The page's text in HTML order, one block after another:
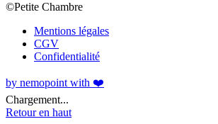
©Petite Chambre
Mentions légales
CGV
Confidentialité
by nemopoint with ❤️
Chargement...
Retour en haut